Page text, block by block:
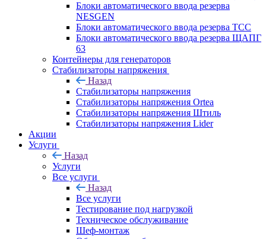
Блоки автоматического ввода резерва
NESGEN
Блоки автоматического ввода резерва ТСС
Блоки автоматического ввода резерва ЩАПГ
63
Контейнеры для генераторов
Стабилизаторы напряжения
Назад
Стабилизаторы напряжения
Стабилизаторы напряжения Ortea
Стабилизаторы напряжения Штиль
Стабилизаторы напряжения Lider
Акции
Услуги
Назад
Услуги
Все услуги
Назад
Все услуги
Тестирование под нагрузкой
Техническое обслуживание
Шеф-монтаж